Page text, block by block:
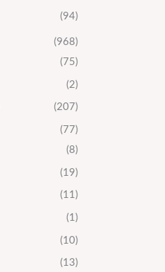
(94)
(968)
(75)
(2)
(207)
(77)
(8)
(19)
(11)
(1)
(10)
(13)